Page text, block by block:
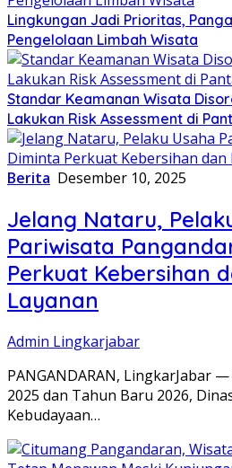
Lingkungan Jadi Prioritas,
Pengelolaan Limbah Wisata
Standar Keamanan Wisata
Lakukan Risk Assessment di
Berita Desember 10, 2025
Jelang Nataru,
Pariwisata
Perkuat Kebersihan
Layanan
Admin Lingkarjabar
PANGANDARAN, LingkarJabar
2025 dan Tahun Baru 2026,
Kebudayaan…